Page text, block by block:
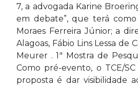
7, a advogada Karine
em debate”, que terá
Moraes Ferreira Júnior; a
Alagoas, Fábio Lins Lessa de
Meurer . 1ª Mostra de
Como pré-evento, o TCE/
proposta é dar visibilidade